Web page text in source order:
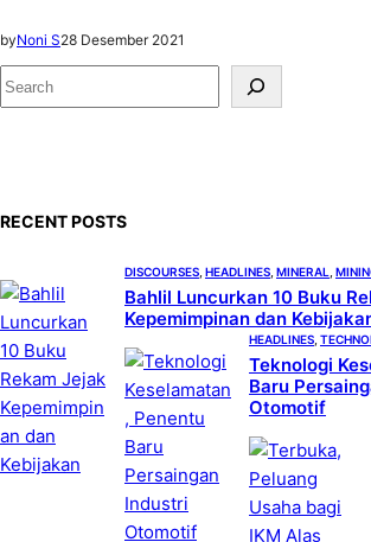
byNoni S28 Desember 2021
S
e
RECENT POSTS
DISCOURSES HEADLINES MINERAL
Bahlil Luncurkan 10 Buku
Kepemimpinan dan
HEADLINES
Teknologi
Baru
Otomotif